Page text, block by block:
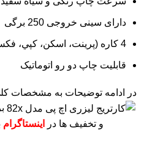
دارای سینی خروجی 250 برگی
4 کاره (پرينت، اسکن، کپي، فکس)
قابلیت چاپ دو رو اتوماتیک
در ادامه توضیحات به مشخصات کلی
و تخفیف ها در
اینستاگرام